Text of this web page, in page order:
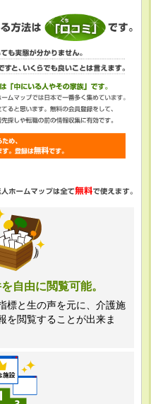
的の通知、開示、
は削除、利用の停
への提供の停止
す。）を受け付け
求めは、以下の
談窓口」で受け付
い場合がありま
ご利用状況の統計
を用いております
報の取得、利用は
ズネクスト個人情
自由に閲覧可能。
標と生の声を元に、介護施
を閲覧することが出来ま